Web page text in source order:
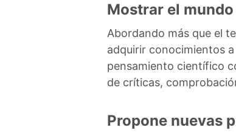
Mostrar el
Abordando más que el
adquirir conocimientos
pensamiento científico
de críticas,
Propone nuevas